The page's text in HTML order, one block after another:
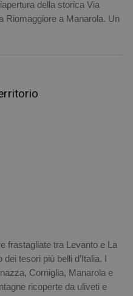
della storica Via
Riomaggiore a Manarola. Un
frastagliate tra Levanto e La
tesori più belli d’Italia. I
Corniglia, Manarola e
ricoperte da uliveti e